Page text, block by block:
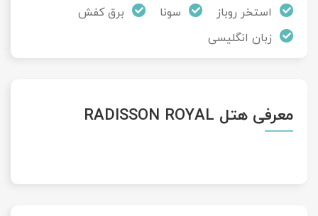
استخر روباز سونا
برق کفش
زبان انگلیسی
معرفی هتل RADISSON ROYAL